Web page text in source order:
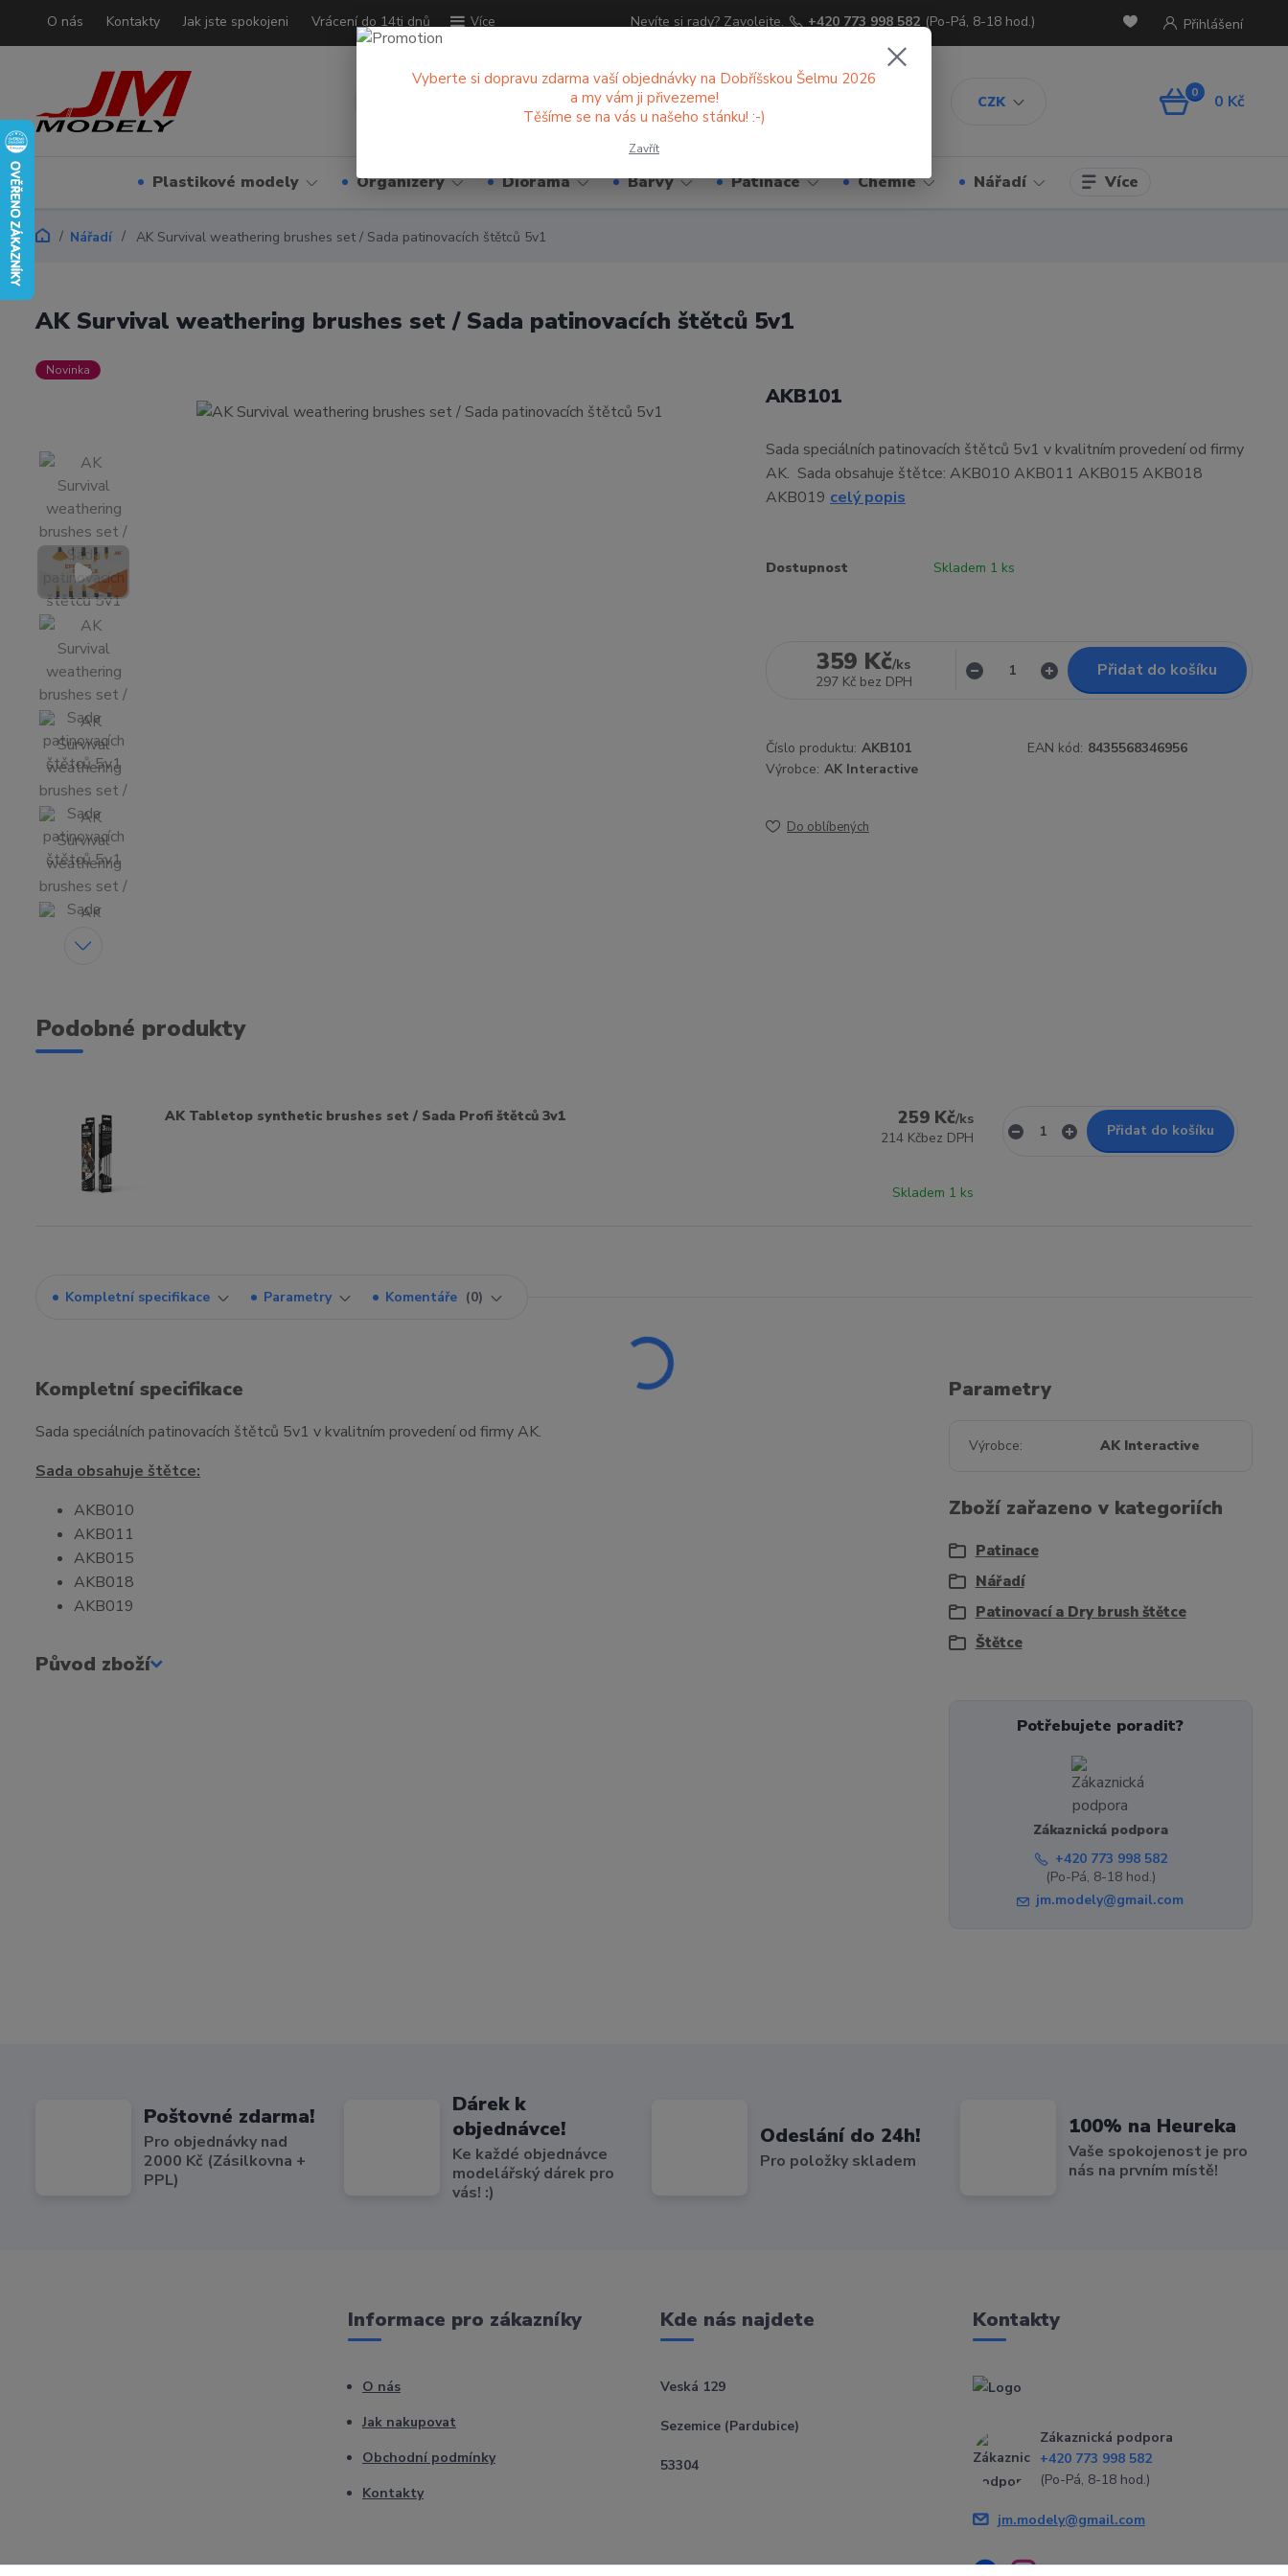
O nás Kontakty Jak jste spokojeni Vrácení do 14ti dnů Více
CZK
Přihlášení
Nevíte si rady? Zavolejte. +420 773 998 582 (Po-Pá, 8-18 hod.)
0 0 Kč
Plastikové modely Organizéry Diorama Barvy Patinace Chemie Nářadí Více
Nářadí AK Survival weathering brushes set / Sada patinovacích štětců 5v1
AK Survival weathering brushes set / Sada patinovacích štětců 5v1
Novinka
AKB101
Sada speciálních patinovacích štětců 5v1 v kvalitním provedení od firmy
AK. Sada obsahuje štětce: AKB010 AKB011 AKB015 AKB018
AKB019 celý popis
Dostupnost Skladem 1 ks
359 Kč/ks
297 Kč bez DPH
Přidat do košíku
Číslo produktu: AKB101 EAN kód: 8435568346956
Výrobce: AK Interactive
Do oblíbených
Podobné produkty
AK Tabletop synthetic brushes set / Sada Profi štětců 3v1 259 Kč/ks
214 Kčbez DPH
Skladem 1 ks
Přidat do košíku
Kompletní specifikace Parametry Komentáře 0
Kompletní specifikace
Sada speciálních patinovacích štětců 5v1 v kvalitním provedení od firmy AK.
Sada obsahuje štětce:
AKB010
AKB011
AKB015
AKB018
AKB019
Původ zboží
Parametry
Výrobce AK Interactive
Zboží zařazeno v kategoriích
Patinace
Nářadí
Patinovací a Dry brush štětce
Štětce
Potřebujete poradit?
Zákaznická podpora
+420 773 998 582
(Po-Pá, 8-18 hod.)
jm.modely@gmail.com
Poštovné zdarma!
Pro objednávky nad
2000 Kč (Zásilkovna +
PPL)
Dárek k
objednávce!
Ke každé objednávce
modelářský dárek pro
vás! :)
Odeslání do 24h!
Pro položky skladem
100% na Heureka
Vaše spokojenost je pro
nás na prvním místě!
Informace pro zákazníky
O nás
Jak nakupovat
Obchodní podmínky
Kontakty
Kde nás najdete
Veská 129
Sezemice (Pardubice)
53304
Kontakty
Zákaznická podpora
+420 773 998 582
(Po-Pá, 8-18 hod.)
jm.modely@gmail.com
Vyberte si dopravu zdarma vaší objednávky na Dobříšskou Šelmu 2026
a my vám ji přivezeme!
Těšíme se na vás u našeho stánku! :-)
Zavřít